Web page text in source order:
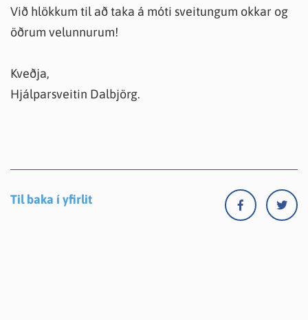
Við hlökkum til að taka á móti sveitungum okkar og
öðrum velunnurum!
Kveðja,
Hjálparsveitin Dalbjörg.
Til baka í yfirlit